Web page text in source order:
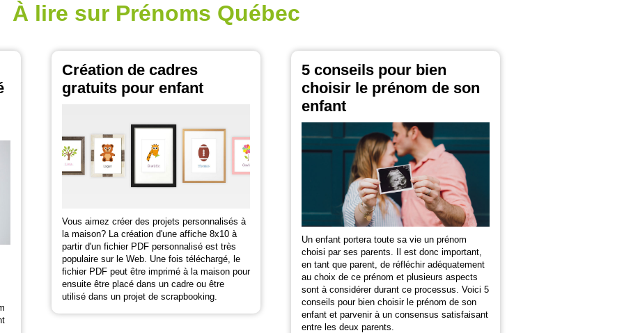
À lire sur Prénoms Québec
Création de cadres
gratuits pour enfant
Vous aimez créer des projets personnalisés à
la maison? La création d'une affiche 8x10 à
partir d'un fichier PDF personnalisé est très
populaire sur le Web. Une fois téléchargé, le
fichier PDF peut être imprimé à la maison pour
ensuite être placé dans un cadre ou être
utilisé dans un projet de scrapbooking.
5 conseils pour bien
choisir le prénom de son
enfant
Un enfant portera toute sa vie un prénom
choisi par ses parents. Il est donc important,
en tant que parent, de réfléchir adéquatement
au choix de ce prénom et plusieurs aspects
sont à considérer durant ce processus. Voici 5
conseils pour bien choisir le prénom de son
enfant et parvenir à un consensus satisfaisant
entre les deux parents.